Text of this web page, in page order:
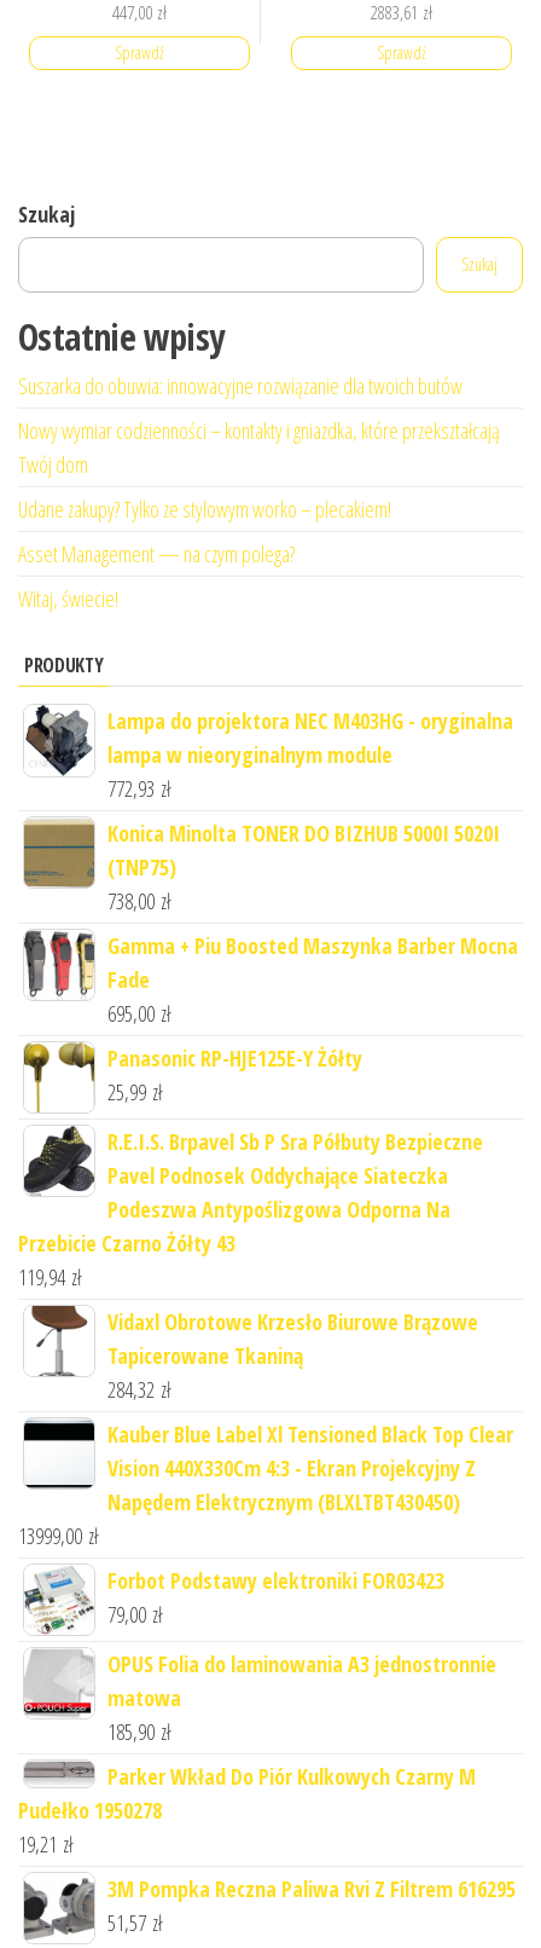
447,00 zł
Sprawdź
2883,61 zł
Sprawdź
Szukaj
Szukaj
Ostatnie wpisy
Suszarka do obuwia: innowacyjne rozwiązanie dla twoich butów
Nowy wymiar codzienności – kontakty i gniazdka, które przekształcają
Twój dom
Udane zakupy? Tylko ze stylowym worko – plecakiem!
Asset Management — na czym polega?
Witaj, świecie!
PRODUKTY
Lampa do projektora NEC M403HG - oryginalna
lampa w nieoryginalnym module
772,93 zł
Konica Minolta TONER DO BIZHUB 5000I 5020I
(TNP75)
738,00 zł
Gamma + Piu Boosted Maszynka Barber Mocna
Fade
695,00 zł
Panasonic RP-HJE125E-Y Żółty
25,99 zł
R.E.I.S. Brpavel Sb P Sra Półbuty Bezpieczne
Pavel Podnosek Oddychające Siateczka
Podeszwa Antypoślizgowa Odporna Na
Przebicie Czarno Żółty 43
119,94 zł
Vidaxl Obrotowe Krzesło Biurowe Brązowe
Tapicerowane Tkaniną
284,32 zł
Kauber Blue Label Xl Tensioned Black Top Clear
Vision 440X330Cm 4:3 - Ekran Projekcyjny Z
Napędem Elektrycznym (BLXLTBT430450)
13999,00 zł
Forbot Podstawy elektroniki FOR03423
79,00 zł
OPUS Folia do laminowania A3 jednostronnie
matowa
185,90 zł
Parker Wkład Do Piór Kulkowych Czarny M
Pudełko 1950278
19,21 zł
3M Pompka Reczna Paliwa Rvi Z Filtrem 616295
51,57 zł